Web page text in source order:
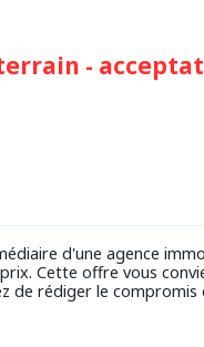
-
d'une agence
Cette offre vous
de rédiger le